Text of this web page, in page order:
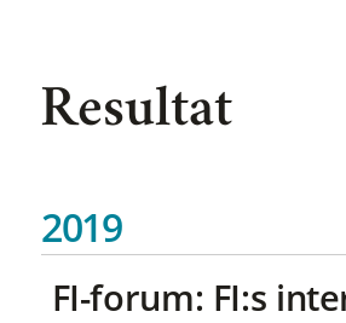
Resultat
2019
FI-forum: FI:s